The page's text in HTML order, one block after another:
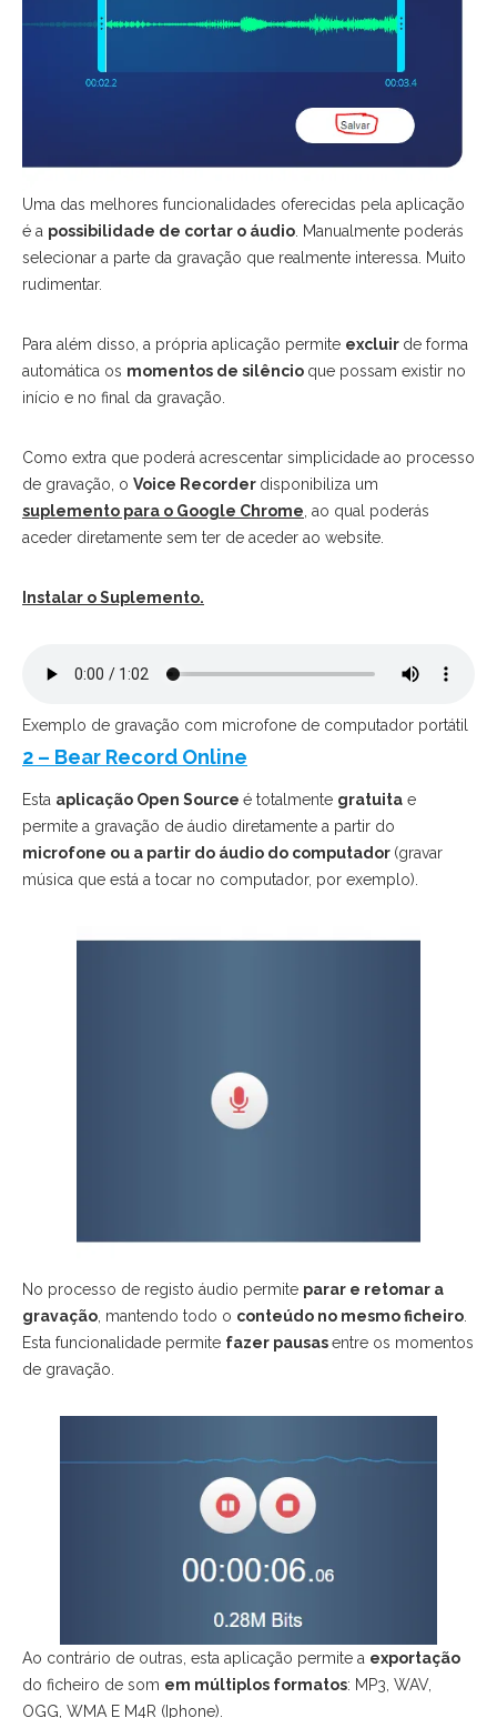
Uma das melhores funcionalidades oferecidas pela aplicação
é a possibilidade de cortar o áudio . Manualmente poderás
selecionar a parte da gravação que realmente interessa. Muito
rudimentar.
Para além disso, a própria aplicação permite excluir de forma
automática os momentos de silêncio que possam existir no
início e no final da gravação.
Como extra que poderá acrescentar simplicidade ao processo
de gravação, o Voice Recorder disponibiliza um
suplemento para o Google Chrome , ao qual poderás
aceder diretamente sem ter de aceder ao website.
Instalar o Suplemento.
Exemplo de gravação com microfone de computador portátil
2 – Bear Record Online
Esta aplicação Open Source é totalmente gratuita e
permite a gravação de áudio diretamente a partir do
microfone ou a partir do áudio do computador (gravar
música que está a tocar no computador, por exemplo).
No processo de registo áudio permite parar e retomar a
gravação , mantendo todo o conteúdo no mesmo ficheiro
Esta funcionalidade permite fazer pausasentre os momentos
de gravação.
Ao contrário de outras, esta aplicação permite a exportação
do ficheiro de som em múltiplos formatos: MP3, WAV,
OGG, WMA E M4R (Iphone).